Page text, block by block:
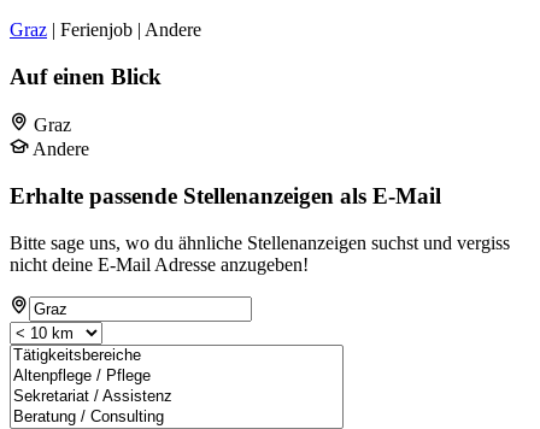
Graz | Ferienjob | Andere
Auf einen Blick
Graz
Andere
Erhalte passende Stellenanzeigen als E-Mail
Bitte sage uns, wo du ähnliche Stellenanzeigen suchst und vergiss
nicht deine E-Mail Adresse anzugeben!